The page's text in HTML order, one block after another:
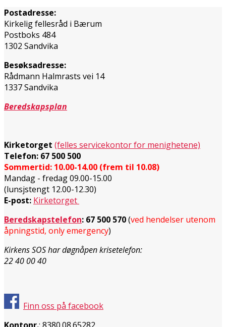
Postadresse:
Kirkelig fellesråd i Bærum
Postboks 484
1302 Sandvika
Besøksadresse:
Rådmann Halmrasts vei 14
1337 Sandvika
Beredskapsplan
Kirketorget (felles servicekontor for menighetene)
Telefon: 67 500 500
Sommertid: 10.00-14.00 (frem til 10.08)
Mandag - fredag 09.00-15.00
(lunsjstengt 12.00-12.30)
E-post: Kirketorget
Beredskapstelefon: 67 500 570(ved hendelser utenom
åpningstid, only emergency)
Kirkens SOS har døgnåpen krisetelefon:
22 40 00 40
Finn oss på facebook